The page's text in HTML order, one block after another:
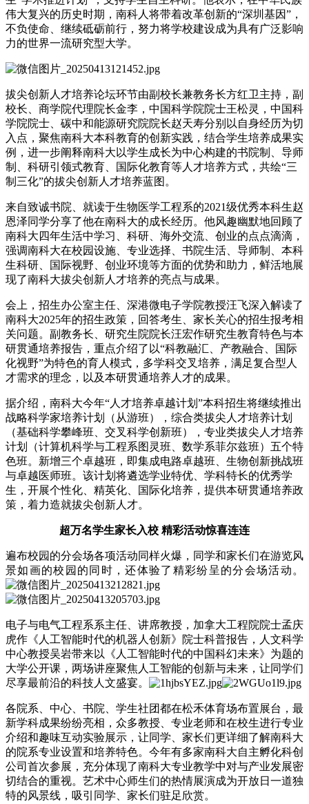
伟大复兴的历史时期，南科人将带着改革创新的“深圳基因”，
不负使命、继续砥砺前行，努力将学校建设成为具有广泛影响
力的世界一流研究型大学。
拔尖创新人才培养论坛环节由副校长兼教务长方红卫主持，副
校长、商学院代理院长金李，中国科学院院士王松灵，中国科
学院院士、碳中和能源研究院院长赵天寿分别以自身经历为切
入点，聚焦南科大本科教育的创新实践，结合学生培养成果实
例，进一步阐释南科大以学生成长为中心构建的书院制、导师
制、科研引领式教育、国际化教育等人才培养方式，共绘“三
制三化”的拔尖创新人才培养蓝图。
来自致诚书院、就读于生物医学工程系的2021级优秀本科生赵
恩泽同学分享了他在南科大的成长经历。他风趣幽默地回顾了
南科大四年生活中学习、科研、海外交流、创业的点点滴滴，
强调南科大在校园设施、专业选择、书院生活、导师制、本科
生科研、国际视野、创业环境等方面的优势和助力，鲜活地展
现了南科大拔尖创新人才培养的亮点与成果。
会上，招生办公室主任、深港微电子学院教授汪飞深入解读了
南科大2025年的招生政策，回答考生、家长关心的招生报考相
关问题。副教务长、研究生院院长汪宏作研究生教育特色与本
研贯通培养报告，重点介绍了以“科教融汇、产教融合、国际
化视野”为特色的育人模式，多学科交叉培养，满足复合型人
才需求的理念，以及本研贯通培养人才的成果。
据介绍，南科大今年“人才培养卓越计划”本科招生将继续推出
战略科学家培养计划（从游班），综合类拔尖人才培养计划
（基础科学攀峰班、交叉科学创新班），专业类拔尖人才培养
计划（计算机科学与工程系图灵班、数学系菲尔兹班）五个特
色班。新增三个卓越班，即集成电路卓越班、生物创新挑战班
与卓越医师班。该计划将遴选学业特优、学科特长的优秀学
生，开展个性化、精英化、国际化培养，提供本研贯通培养政
策，着力造就拔尖创新人才。
超万名学生家长入校 精彩活动惊喜连连
遍布校园的分会场各项活动同样火爆，同学和家长们在游览风
景如画的校园的同时，还体验了精彩纷呈的分会场活动。
电子与电气工程系系主任、讲席教授，加拿大工程院院士孟庆
虎作《人工智能时代的机器人创新》院士科普报告，人文科学
中心教授吴岩带来以《人工智能时代的中国科幻未来》为题的
大学公开课，两场讲座聚焦人工智能的创新与未来，让同学们
尽享最前沿的科技人文盛宴。
各院系、中心、书院、学生社团都在松禾体育场布置展台，最
新学科成果纷纷亮相，众多教授、专业老师和在校生进行专业
介绍和趣味互动实验展示，让同学、家长们更详细了解南科大
的院系专业设置和培养特色。今年有多家南科大自主孵化科创
公司首次参展，充分体现了南科大专业教学中对与产业发展密
切结合的重视。艺术中心师生们的热情展演成为开放日一道独
特的风景线，吸引同学、家长们驻足欣赏。